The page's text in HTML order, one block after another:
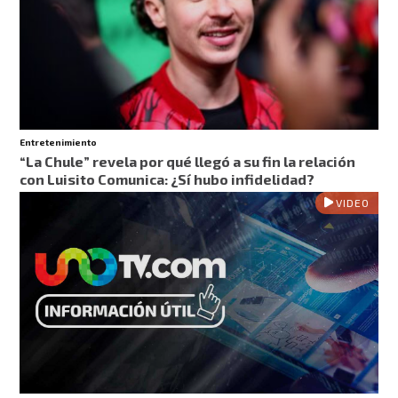
Entretenimiento
“La Chule” revela por qué llegó a su fin la relación
con Luisito Comunica: ¿Sí hubo infidelidad?
VIDEO